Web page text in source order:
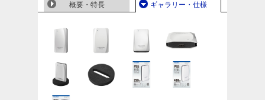
概要・特長 ギャラリー・仕様